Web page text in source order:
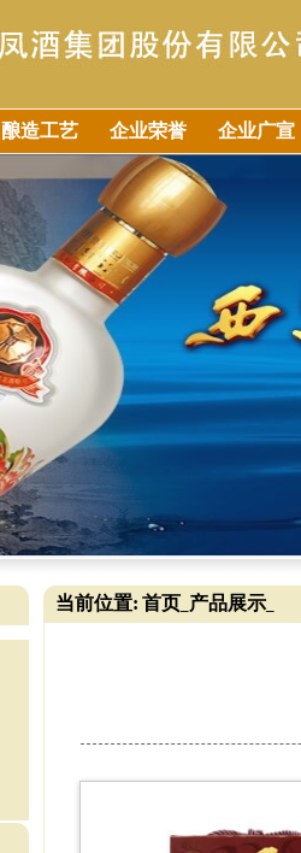
酿造工艺 企业荣誉 企业广宣
当前位置: 首页 产品展示